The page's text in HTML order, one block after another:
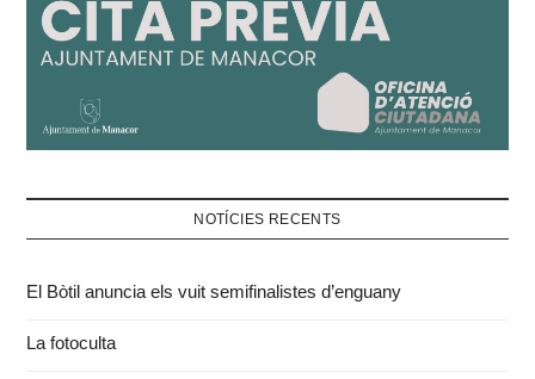
NOTÍCIES RECENTS
El Bòtil anuncia els vuit semifinalistes d’enguany
La fotoculta